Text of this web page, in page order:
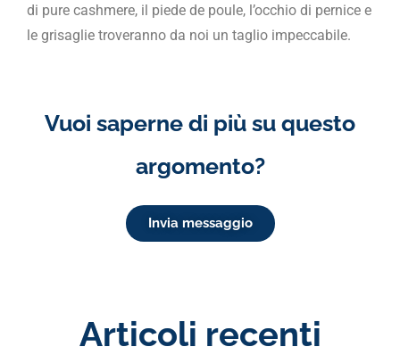
di pure cashmere, il piede de poule, l’occhio di pernice e
le grisaglie troveranno da noi un taglio impeccabile.
Vuoi saperne di più su questo
argomento?
Invia messaggio
Articoli recenti